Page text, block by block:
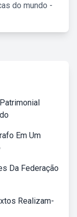
do mundo -
Em Um
Da Federação
Realizam-